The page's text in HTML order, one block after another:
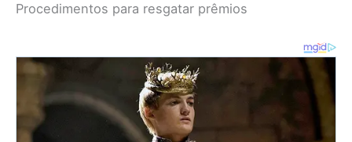
Procedimentos para resgatar prêmios